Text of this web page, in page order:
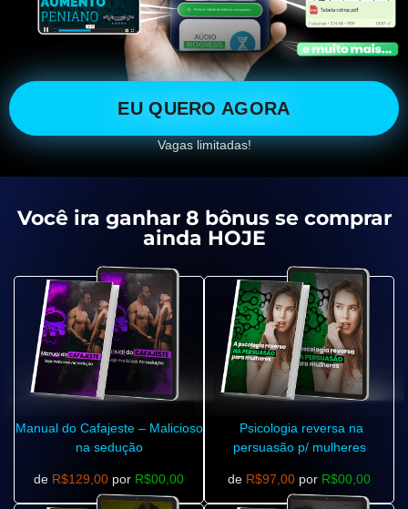
EU QUERO AGORA
Vagas limitadas!
Você ira ganhar 8 bônus se comprar
ainda HOJE
Manual do Cafajeste – Malicioso
na sedução
de R$129,00 por R$00,00
Psicologia reversa na
persuasão p/ mulheres
de R$97,00 por R$00,00